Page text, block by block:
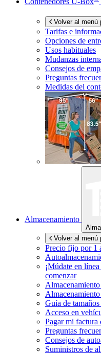
Volver al menú
Tarifas e
Opciones de
Usos habituales
Mudanzas
Consejos de
Preguntas
Medidas del
Almacenamiento
Volver al menú
Precio fijo por 1
¡Múdate en
comenzar
Guía de
Acceso en
Pagar mi factura
Preguntas
Consejos de
Suministros de